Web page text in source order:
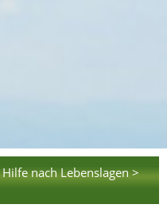
Hilfe nach Lebenslagen >